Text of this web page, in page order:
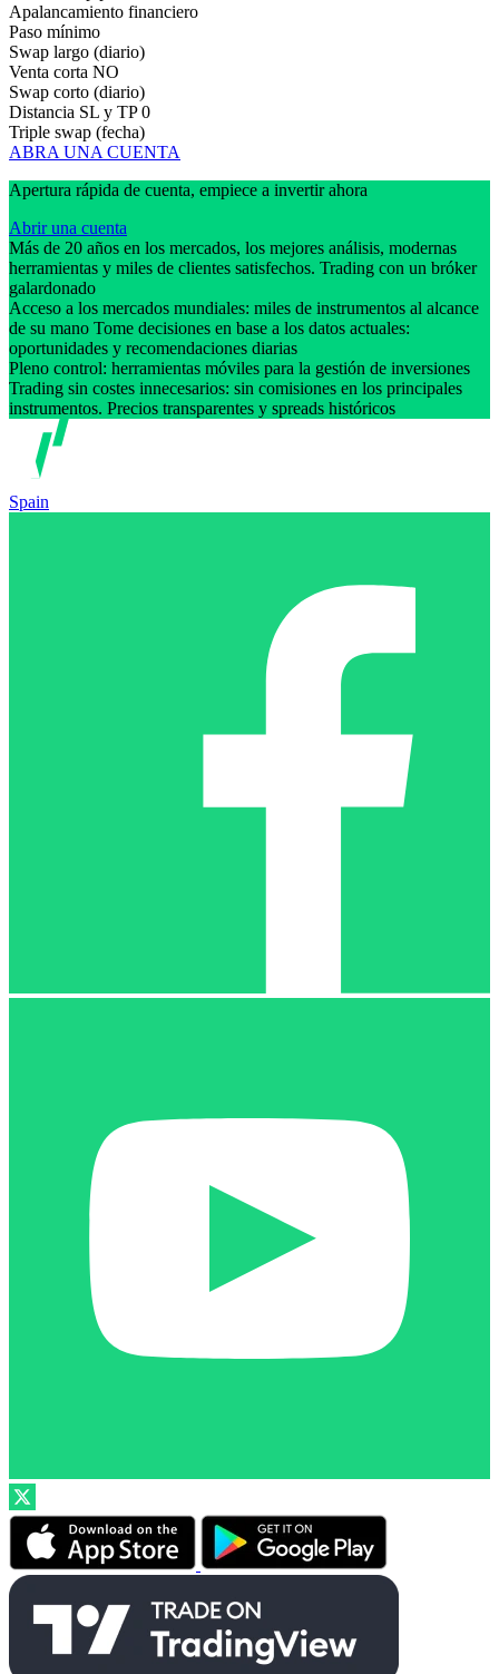
Apalancamiento financiero
Paso mínimo
Swap largo (diario)
Venta corta NO
Swap corto (diario)
Distancia SL y TP 0
Triple swap (fecha)
ABRA UNA CUENTA
Apertura rápida de cuenta, empiece a invertir ahora
Abrir una cuenta
Más de 20 años en los mercados, los mejores análisis, modernas
herramientas y miles de clientes satisfechos. Trading con un bróker
galardonado
Acceso a los mercados mundiales: miles de instrumentos al alcance
de su mano Tome decisiones en base a los datos actuales:
oportunidades y recomendaciones diarias
Pleno control: herramientas móviles para la gestión de inversiones
Trading sin costes innecesarios: sin comisiones en los principales
instrumentos. Precios transparentes y spreads históricos
Spain